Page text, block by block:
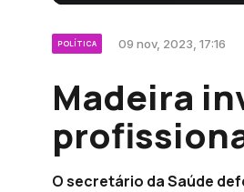
POLÍTICA 09 nov, 2023, 17:16
Madeira
O secretário da Saúde